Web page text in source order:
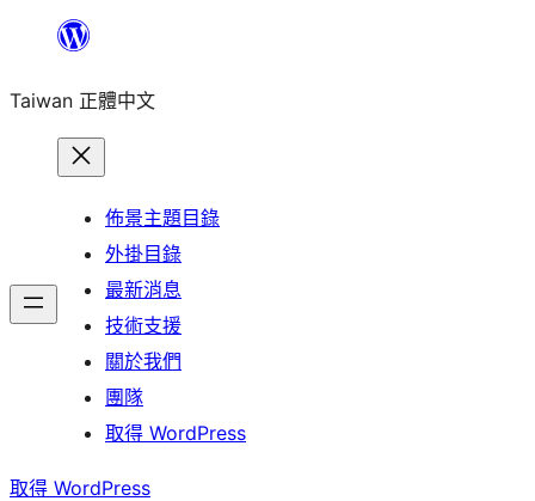
主
Taiwan 正體中文
佈景主題目錄
外掛目錄
最新消息
技術支援
關於我們
團隊
取得 WordPress
取得 WordPress